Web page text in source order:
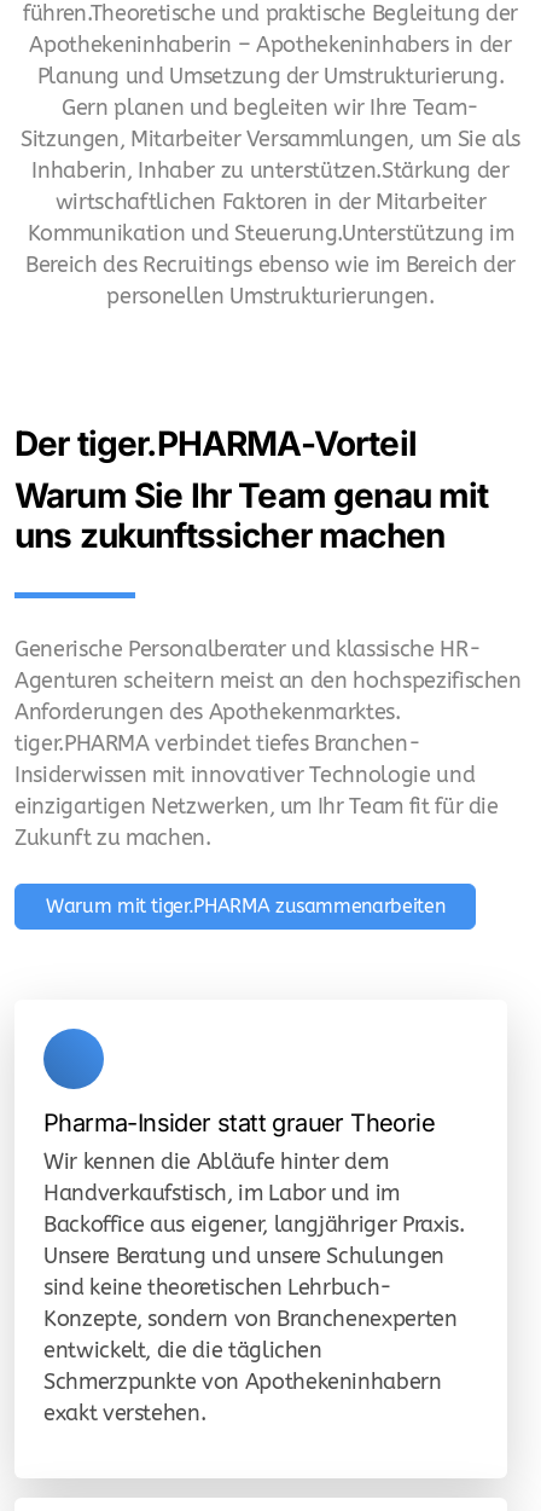
führen.Theoretische und praktische Begleitung der
Apothekeninhaberin – Apothekeninhabers in der
Planung und Umsetzung der Umstrukturierung.
Gern planen und begleiten wir Ihre Team-
Sitzungen, Mitarbeiter Versammlungen, um Sie als
Inhaberin, Inhaber zu unterstützen.Stärkung der
wirtschaftlichen Faktoren in der Mitarbeiter
Kommunikation und Steuerung.Unterstützung im
Bereich des Recruitings ebenso wie im Bereich der
personellen Umstrukturierungen.
Der tiger.PHARMA-Vorteil
Warum Sie Ihr Team genau mit
uns zukunftssicher machen
Generische Personalberater und klassische HR-
Agenturen scheitern meist an den hochspezifischen
Anforderungen des Apothekenmarktes.
tiger.PHARMA verbindet tiefes Branchen-
Insiderwissen mit innovativer Technologie und
einzigartigen Netzwerken, um Ihr Team fit für die
Zukunft zu machen.
Warum mit tiger.PHARMA zusammenarbeiten
Pharma-Insider statt grauer Theorie
Wir kennen die Abläufe hinter dem
Handverkaufstisch, im Labor und im
Backoffice aus eigener, langjähriger Praxis.
Unsere Beratung und unsere Schulungen
sind keine theoretischen Lehrbuch-
Konzepte, sondern von Branchenexperten
entwickelt, die die täglichen
Schmerzpunkte von Apothekeninhabern
exakt verstehen.